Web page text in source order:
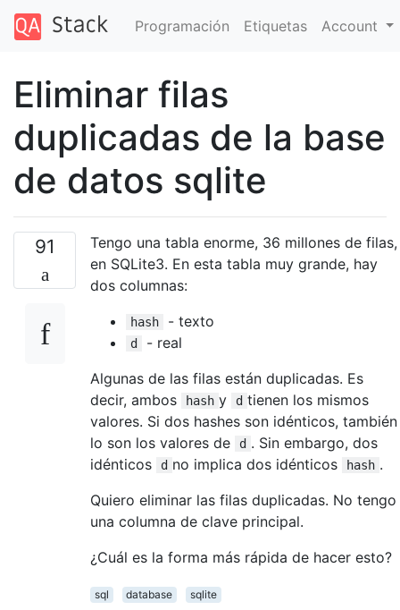
Programación Etiquetas Account
Eliminar filas
duplicadas de la base
de datos sqlite
91
Tengo una tabla enorme, 36 millones de filas,
en SQLite3. En esta tabla muy grande, hay
dos columnas:
hash - texto
d
- real
Algunas de las filas están duplicadas. Es
decir, ambos
hash y d tienen los mismos
valores. Si dos hashes son idénticos, también
lo son los valores de
d . Sin embargo, dos
idénticos
d no implica dos idénticos hash .
Quiero eliminar las filas duplicadas. No tengo
una columna de clave principal.
¿Cuál es la forma más rápida de hacer esto?
sql database
sqlite